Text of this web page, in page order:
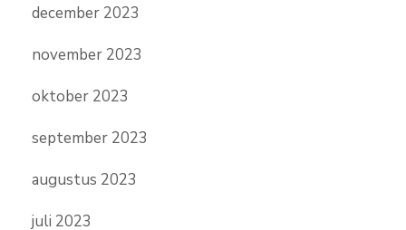
december 2023
november 2023
oktober 2023
september 2023
augustus 2023
juli 2023